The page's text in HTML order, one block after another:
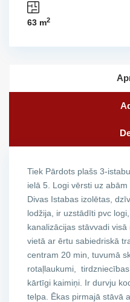
63 m2
Tiek Pārdots plašs 3-
ielā 5. Logi vērsti uz
Divas Istabas izolētas,
lodžija, ir uzstādīti pvc
kanalizācijas stāvvadi
vietā ar ērtu sabiedriskā
centram 20 min, tuvumā
rotaļlaukumi,
kārtīgi kaimiņi. Ir durvju
telpa. Ēkas pirmajā stāvā